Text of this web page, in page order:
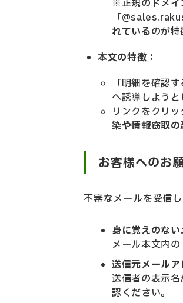
※正規のドメ
「
れているのが特
本文の特徴：
「明細を確認
へ誘導しようと
リンクをクリ
染や情報窃取の
お客様へのお
不審なメールを受信
身に覚えのな
メール本文内
送信元メール
送信者の表示
認ください。